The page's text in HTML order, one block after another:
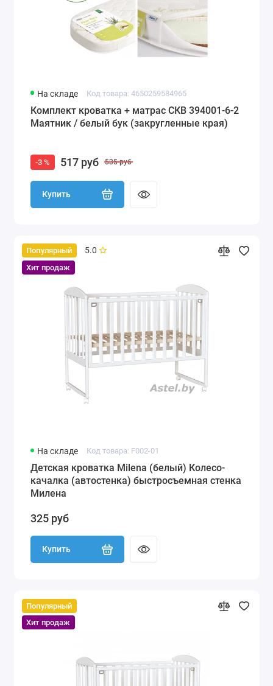
На складе Код товара: 4650259584965
Комплект кроватка + матрас СКВ 394001-6-2
Маятник / белый бук (закругленные края)
-3 % 517 руб 535 руб
Купить
Популярный
Хит продаж
5.0
На складе Код товара: F002-01
Детская кроватка Milena (белый) Колесо-
качалка (автостенка) быстросъемная стенка
Милена
325 руб
Купить
Популярный
Хит продаж